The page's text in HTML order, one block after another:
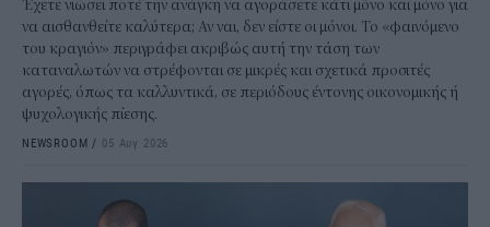
Έχετε νιώσει ποτέ την ανάγκη να αγοράσετε κάτι μόνο και μόνο για
να αισθανθείτε καλύτερα; Αν ναι, δεν είστε οι μόνοι. Το «φαινόμενο
του κραγιόν» περιγράφει ακριβώς αυτή την τάση των
καταναλωτών να στρέφονται σε μικρές και σχετικά προσιτές
αγορές, όπως τα καλλυντικά, σε περιόδους έντονης οικονομικής ή
ψυχολογικής πίεσης.
NEWSROOM / 05 Αυγ 2026